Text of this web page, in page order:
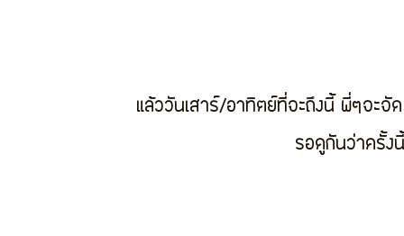
แล้ววันเสาร์/อาทิตย์ที่จะถึงนี้ พี่ๆจะ
รอดูกันว่าครั้ง